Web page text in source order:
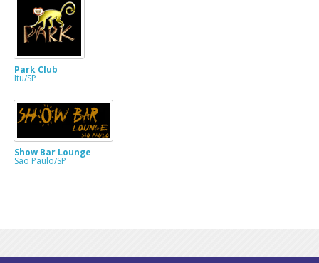
Park Club
Itu/SP
Show Bar Lounge
São Paulo/SP